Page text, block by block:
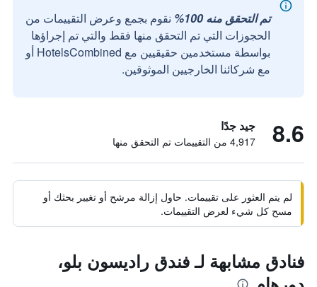
تم التحقق منه 100%
نقوم بجمع وعرض التقييمات من
الحجوزات التي تم التحقق منها فقط والتي تم إجراؤها
بواسطة مستخدمين حقيقيين مع HotelsCombined أو
مع شركائنا الخارجيين الموثوقين.
8.6 جيد جدًا
4,917 من التقييمات تم التحقق منها
لم يتم العثور على تقييمات. حاول إزالة مرشح أو تغيير بحثك أو
مسح كل شيء لعرض التقييمات.
فنادق مشابهة لـ فندق راديسون بلو،